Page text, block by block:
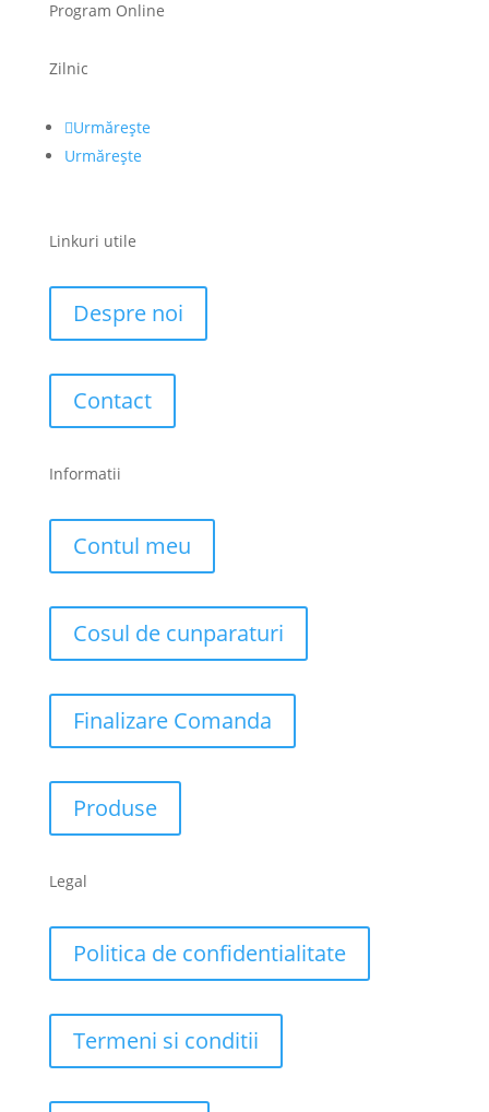
Program Online
Zilnic
Urmărește
Urmărește
Linkuri utile
Despre noi
Contact
Informatii
Contul meu
Cosul de cunparaturi
Finalizare Comanda
Produse
Legal
Politica de confidentialitate
Termeni si conditii